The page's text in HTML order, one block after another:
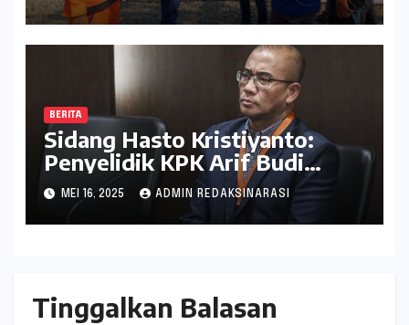
Keandalan Listrik Melalui
Uprating Peralatan di Gardu
Induk 150 kV Kaliwungu
BERITA
Sidang Hasto Kristiyanto:
Penyelidik KPK Arif Budi
Raharjo Dihadirkan sebagai
Saksi Kunci
MEI 16, 2025 ADMIN REDAKSINARASI
Tinggalkan Balasan